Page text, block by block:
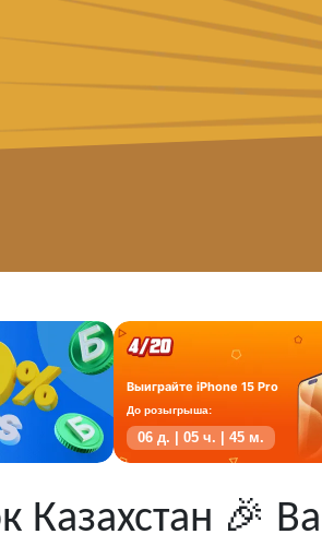
Выиграйте iPhone 15 Pro
До розыгрыша:
06 д. | 05 ч. | 45 м.
Казахстан 🎉